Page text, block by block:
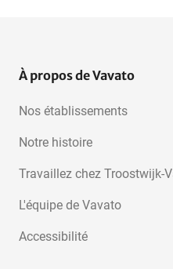
À propos de Vavato
Nos établissements
Notre histoire
Travaillez chez Troostwijk-
L'équipe de Vavato
Accessibilité